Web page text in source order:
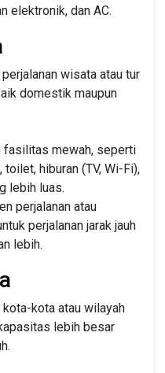
elektronik, dan AC.
wisata atau tur
domestik maupun
fasilitas mewah, seperti
toilet, hiburan (TV, Wi-Fi),
lebih luas.
perjalanan atau
perjalanan jarak jauh
lebih.
kota atau wilayah
lebih besar